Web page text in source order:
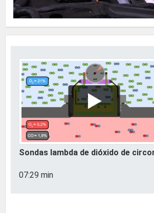
Sondas lambda de dióxido de
07:29 min